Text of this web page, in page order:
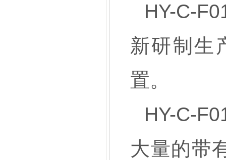
HY-C-
新研制生
置。
HY-C-
大量的带